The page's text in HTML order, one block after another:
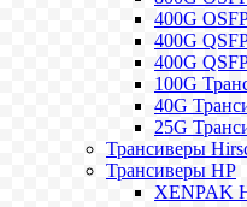
400G
400G
400G
100G
40G
25G
Трансиверы
Трансиверы HP
XENPAK